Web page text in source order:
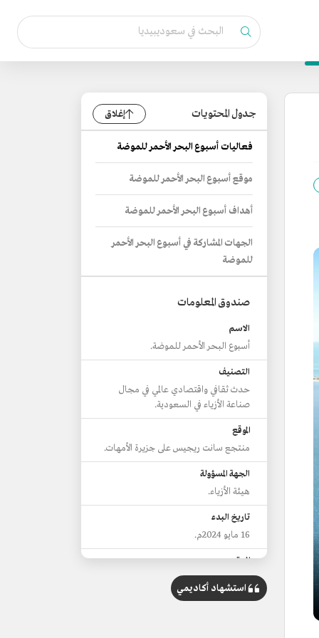
جدول المحتويات إغلاق
فعاليات أسبوع البحر الأحمر للموضة
موقع أسبوع البحر الأحمر للموضة
أهداف أسبوع البحر الأحمر للموضة
الجهات المشاركة في أسبوع البحر الأحمر
للموضة
صندوق المعلومات
الاسم
أسبوع البحر الأحمر للموضة.
التصنيف
حدث ثقافي واقتصادي عالمي في مجال
صناعة الأزياء في السعودية.
الموقع
منتجع سانت ريجيس على جزيرة الأمهات.
الجهة المسؤولة
هيئة الأزياء.
تاريخ البدء
16 مايو 2024م.
المدة
3 أيام.
مصممون مشاركون
استشهاد أكاديمي